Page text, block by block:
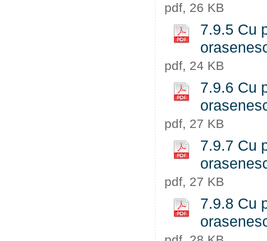
pdf, 26 KB
7.9.5 Cu
pdf, 24 KB
7.9.6 Cu
pdf, 27 KB
7.9.7 Cu
pdf, 27 KB
7.9.8 Cu